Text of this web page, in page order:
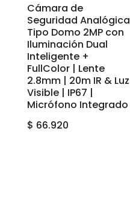
Cámara de
Seguridad Analógica
Tipo Domo 2MP con
Iluminación Dual
Inteligente +
FullColor | Lente
2.8mm | 20m IR & Luz
Visible | IP67 |
Micrófono Integrado
$ 66.920